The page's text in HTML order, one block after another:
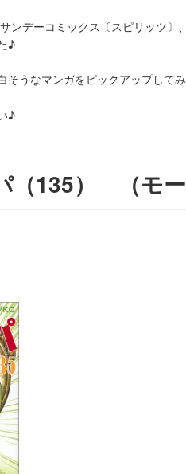
ンデーコミックス〔スピリッツ
♪
うなマンガをピックアップしてみ
♪
（135） （モ